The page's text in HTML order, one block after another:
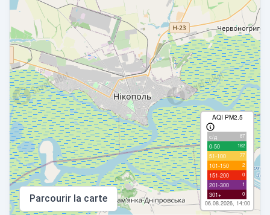
AQI PM2.5
с/д 87
0-50 182
51-100 77
101-150 2
151-200 0
201-300 1
301+ 0
06.08.2026, 14:00
Parcourir la carte